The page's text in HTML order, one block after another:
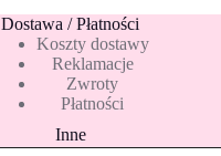
Dostawa / Płatności
Koszty dostawy
Reklamacje
Zwroty
Płatności
Inne